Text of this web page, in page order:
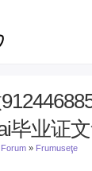
毕业证
Forum » Frumuseţe